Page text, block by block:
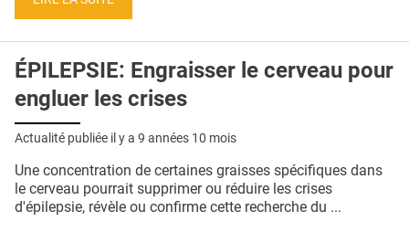
ÉPILEPSIE: Engraisser le cerveau pour
engluer les crises
Actualité publiée il y a 9 années 10 mois
Une concentration de certaines graisses spécifiques dans
le cerveau pourrait supprimer ou réduire les crises
d'épilepsie, révèle ou confirme cette recherche du ...